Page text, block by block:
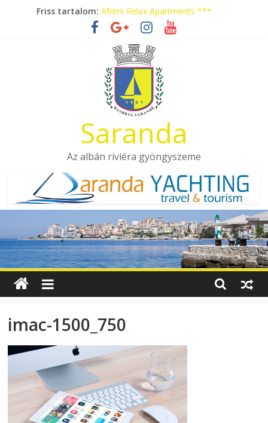
Friss tartalom: Afrimi Relax Apartments ***
Tengerparti nyaralás autóbusszal!
Eladó apartmanok Sarandában
Hotel Pini ***
Aquamarine Apartments
Saranda
Az albán riviéra gyöngyszeme
imac-1500_750